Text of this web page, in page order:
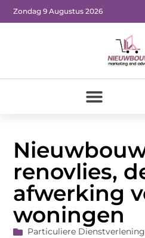
Zondag 9 Augustus 2026
renovlies,
afwerking
woningen
Particuliere Dienstverlening